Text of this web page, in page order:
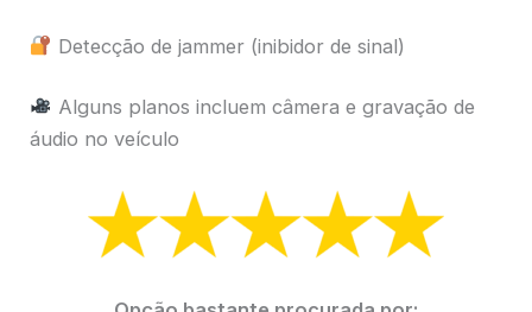
Detecção de jammer (inibidor de sinal)
Alguns planos incluem câmera e gravação de
áudio no veículo